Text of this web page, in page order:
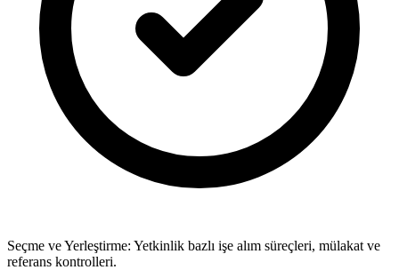
Seçme ve Yerleştirme: Yetkinlik bazlı işe alım süreçleri, mülakat ve
referans kontrolleri.